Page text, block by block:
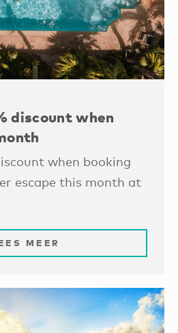
discount when
when booking
escape this month at
MEER